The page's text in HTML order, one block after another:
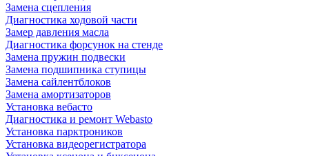
Замена сцепления
Диагностика ходовой части
Замер давления масла
Диагностика форсунок на стенде
Замена пружин подвески
Замена подшипника ступицы
Замена сайлентблоков
Замена амортизаторов
Установка вебасто
Диагностика и ремонт Webasto
Установка парктроников
Установка видеорегистратора